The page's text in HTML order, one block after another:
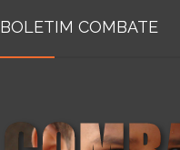
BOLETIM COMBATE